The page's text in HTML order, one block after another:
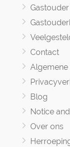
Contact
Blog
Notice
Over ons